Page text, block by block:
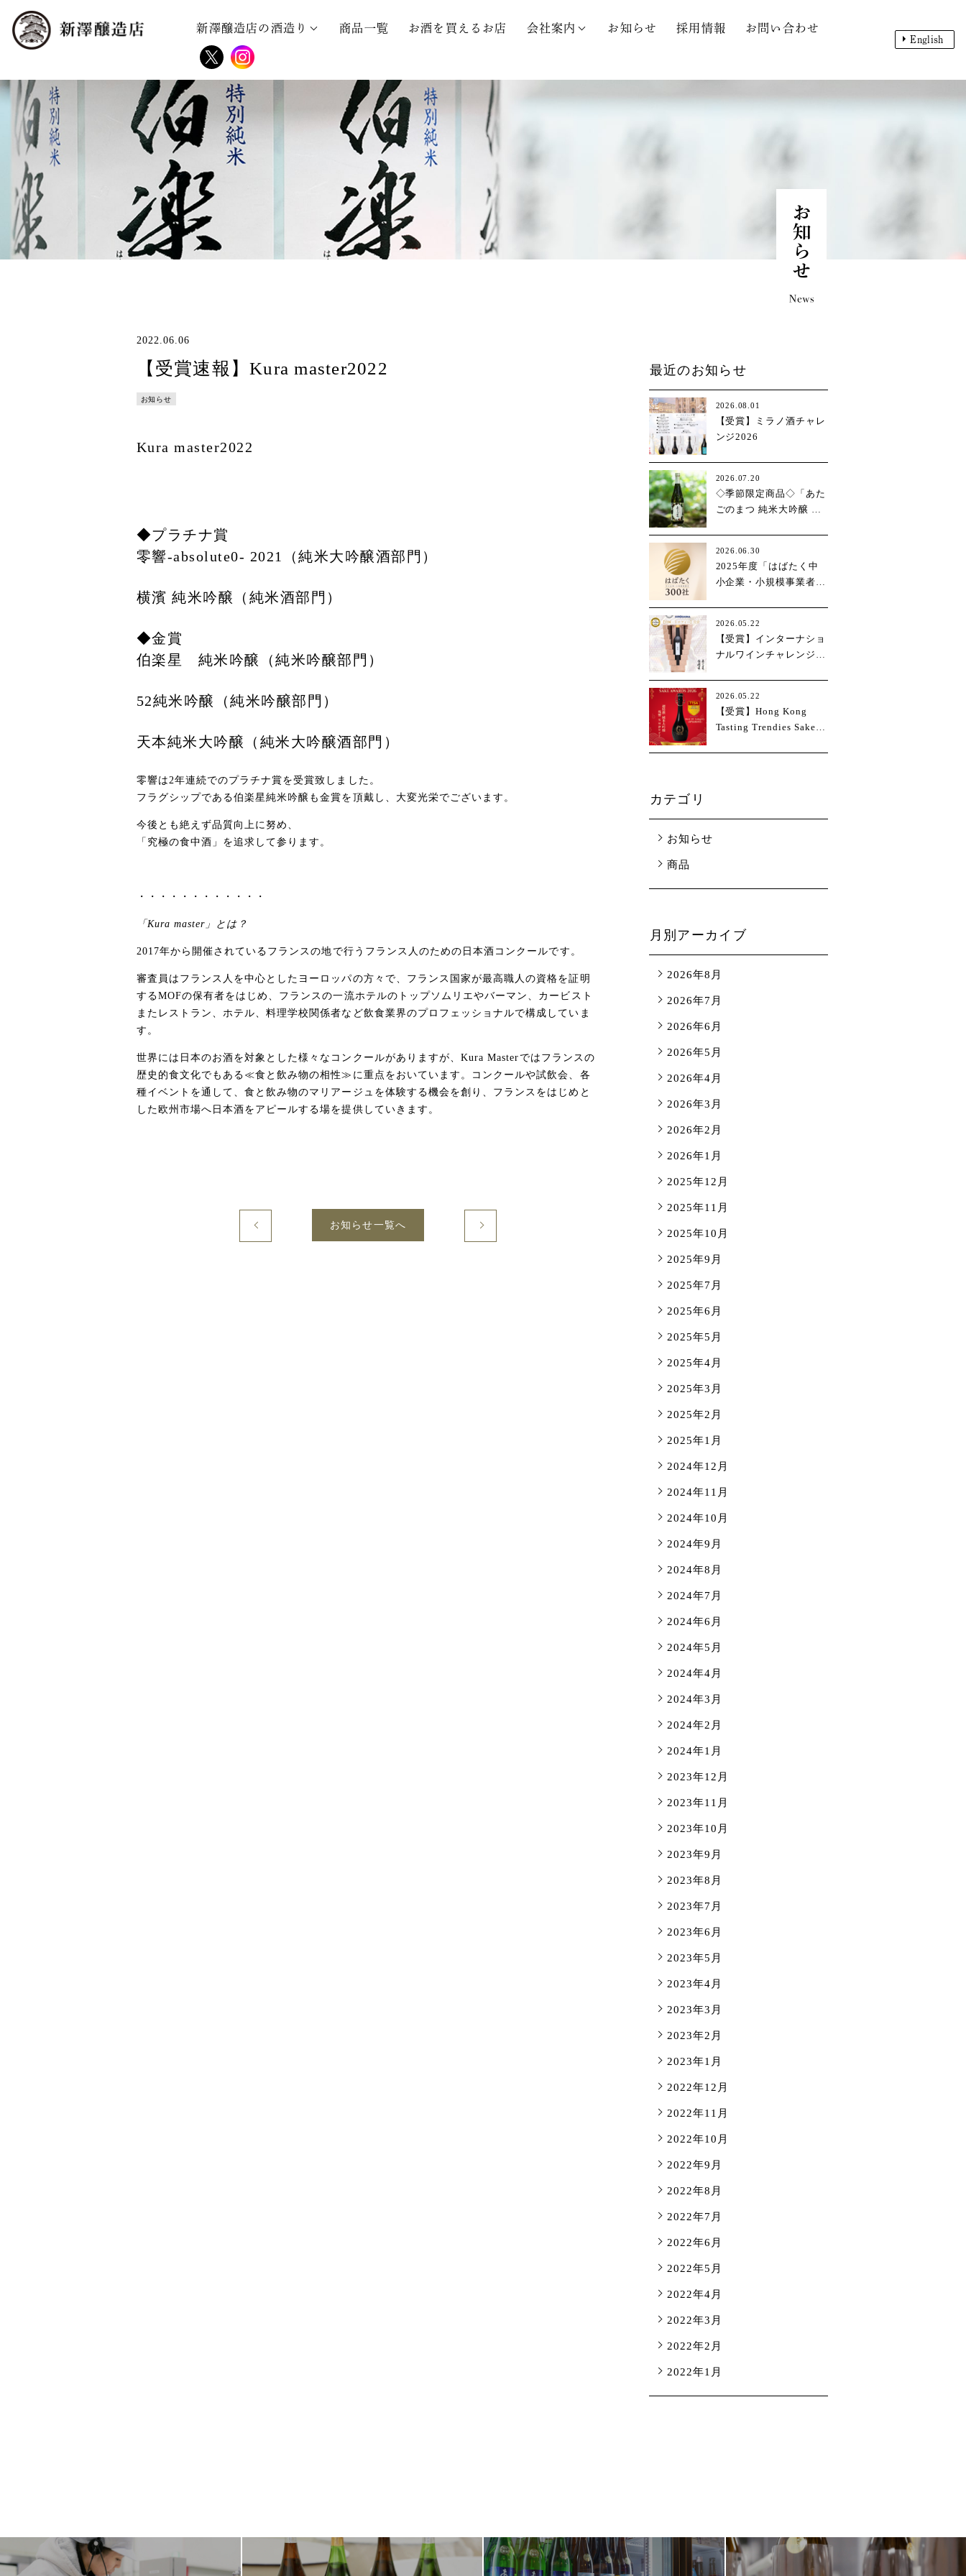
新澤醸造店の酒造り 商品一覧 お酒を買えるお店 会社案内 お知らせ 採用情報 お問い合わせ
English
お知らせ
2022.06.06
【受賞速報】Kura master2022
お知らせ
Kura master2022
◆プラチナ賞
零響-absolute0- 2021（純米大吟醸酒部門）
横濱 純米吟醸（純米酒部門）
◆金賞
伯楽星 純米吟醸（純米吟醸部門）
52純米吟醸（純米吟醸部門）
天本純米大吟醸（純米大吟醸酒部門）
零響は2年連続でのプラチナ賞を受賞致しました。
フラグシップである伯楽星純米吟醸も金賞を頂戴し、大変光栄でございます。
今後とも絶えず品質向上に努め、
「究極の食中酒」を追求して参ります。
・・・・・・・・・・・・
「Kura master」とは？
2017年から開催されているフランスの地で行うフランス人のための日本酒コンクールです。
審査員はフランス人を中心としたヨーロッパの方々で、フランス国家が最高職人の資格を証明
するMOFの保有者をはじめ、フランスの一流ホテルのトップソムリエやバーマン、カービスト
またレストラン、ホテル、料理学校関係者など飲食業界のプロフェッショナルで構成していま
す。
世界には日本のお酒を対象とした様々なコンクールがありますが、Kura Masterではフランスの
歴史的食文化でもある≪食と飲み物の相性≫に重点をおいています。コンクールや試飲会、各
種イベントを通して、食と飲み物のマリアージュを体験する機会を創り、フランスをはじめと
した欧州市場へ日本酒をアピールする場を提供していきます。
お知らせ一覧へ
最近のお知らせ
2026.08.01
【受賞】ミラノ酒チャレ
ンジ2026
2026.07.20
◇季節限定商品◇「あた
ごのまつ 純米大吟醸 白
2026.06.30
2025年度「はばたく中
小企業・小規模事業者
2026.05.22
【受賞】インターナショ
ナルワインチャレンジ
2026.05.22
【受賞】Hong Kong
Tasting Trendies Sake
カテゴリ
お知らせ
商品
月別アーカイブ
2026年8月
2026年7月
2026年6月
2026年5月
2026年4月
2026年3月
2026年2月
2026年1月
2025年12月
2025年11月
2025年10月
2025年9月
2025年7月
2025年6月
2025年5月
2025年4月
2025年3月
2025年2月
2025年1月
2024年12月
2024年11月
2024年10月
2024年9月
2024年8月
2024年7月
2024年6月
2024年5月
2024年4月
2024年3月
2024年2月
2024年1月
2023年12月
2023年11月
2023年10月
2023年9月
2023年8月
2023年7月
2023年6月
2023年5月
2023年4月
2023年3月
2023年2月
2023年1月
2022年12月
2022年11月
2022年10月
2022年9月
2022年8月
2022年7月
2022年6月
2022年5月
2022年4月
2022年3月
2022年2月
2022年1月